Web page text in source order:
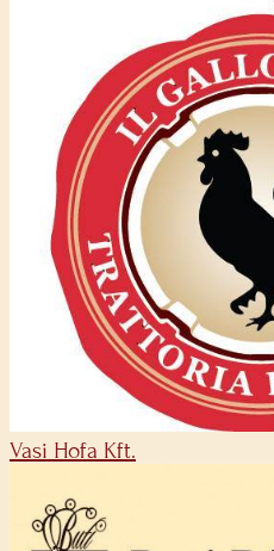
Vasi Hofa Kft.